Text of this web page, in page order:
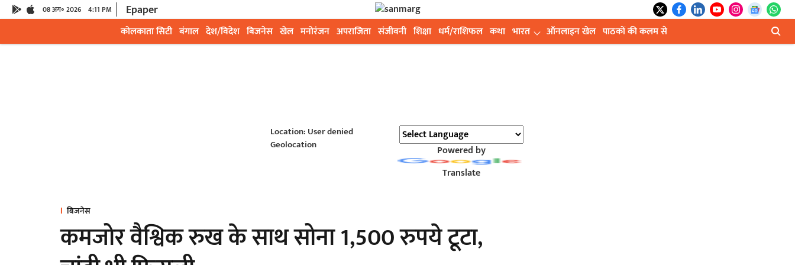
08 अग॰ 2026 4:11 PM Epaper
कोलकाता सिटी बंगाल देश/विदेश बिजनेस खेल मनोरंजन अपराजिता संजीवनी शिक्षा धर्म/राशिफल कथा भारत ऑनलाइन खेल पाठकों की कलम से
Location: User denied
Geolocation
Powered by
Translate
बिजनेस
कमजोर वैश्विक रुख के साथ सोना 1,500 रुपये टूटा,